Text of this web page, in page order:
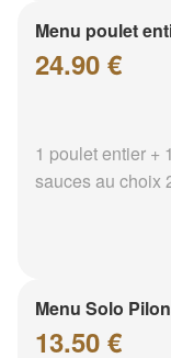
Menu poulet
24.90 €
1 poulet entier +
sauces au choix
Menu Solo
13.50 €